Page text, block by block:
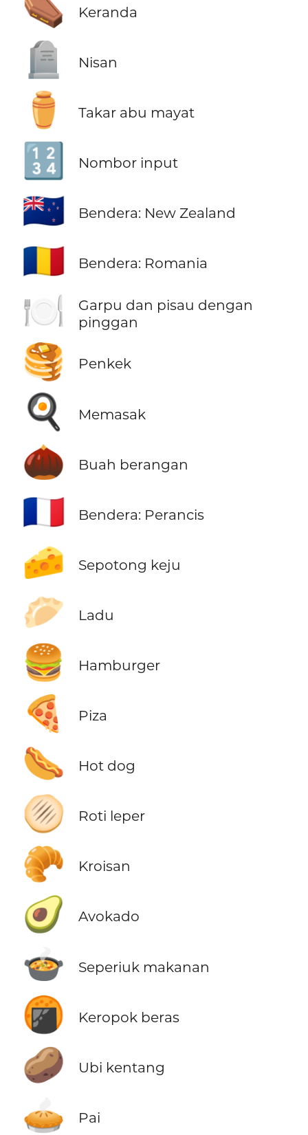
⚰️ Keranda
🪦 Nisan
⚱️ Takar abu mayat
🔢 Nombor input
🇳🇿 Bendera: New Zealand
🇷🇴 Bendera: Romania
🍽️
Garpu dan pisau dengan
pinggan
🥞 Penkek
🍳 Memasak
🌰 Buah berangan
🇫🇷 Bendera: Perancis
🧀 Sepotong keju
🥟 Ladu
🍔 Hamburger
🍕 Piza
🌭 Hot dog
🫓 Roti leper
🥐 Kroisan
🥑 Avokado
🍲 Seperiuk makanan
🍘 Keropok beras
🥔 Ubi kentang
🥧 Pai